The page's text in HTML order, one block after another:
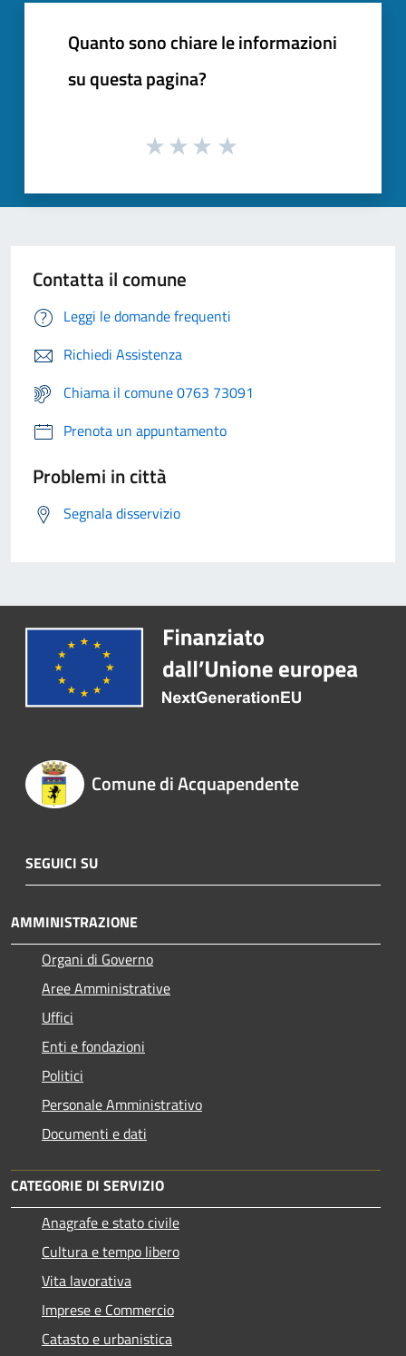
Quanto sono chiare le informazioni
su questa pagina?
Contatta il comune
Leggi le domande frequenti
Richiedi Assistenza
Chiama il comune 0763 73091
Prenota un appuntamento
Problemi in città
Segnala disservizio
Comune di Acquapendente
SEGUICI SU
AMMINISTRAZIONE
Organi di Governo
Aree Amministrative
Uffici
Enti e fondazioni
Politici
Personale Amministrativo
Documenti e dati
CATEGORIE DI SERVIZIO
Anagrafe e stato civile
Cultura e tempo libero
Vita lavorativa
Imprese e Commercio
Catasto e urbanistica